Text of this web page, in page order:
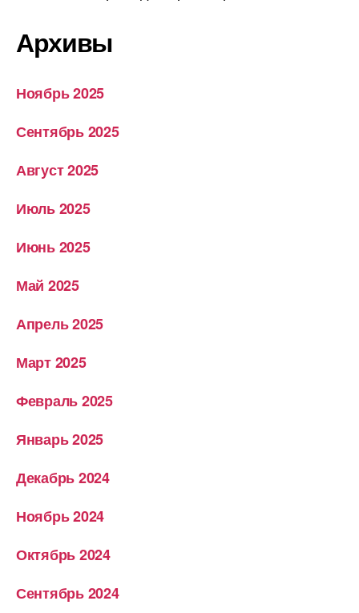
Архивы
Ноябрь 2025
Сентябрь 2025
Август 2025
Июль 2025
Июнь 2025
Май 2025
Апрель 2025
Март 2025
Февраль 2025
Январь 2025
Декабрь 2024
Ноябрь 2024
Октябрь 2024
Сентябрь 2024